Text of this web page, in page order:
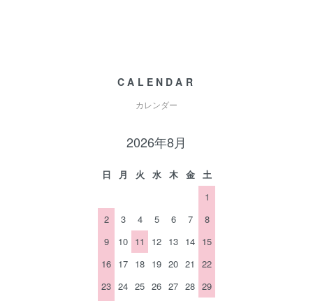
CALENDAR
カレンダー
2026年8月
日 月 火 水 木 金
土
1
2
3 4 5 6 7
8
9
10 11 12 13 14 15
16 17 18 19 20 21
22
23 24 25 26 27 28 29